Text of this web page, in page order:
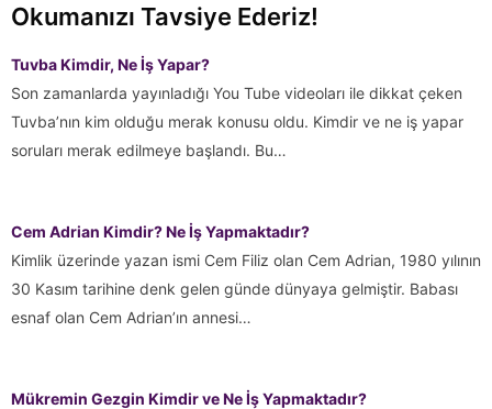
Okumanızı Tavsiye Ederiz!
Tuvba Kimdir, Ne İş Yapar?
Son zamanlarda yayınladığı You Tube videoları ile dikkat çeken
Tuvba’nın kim olduğu merak konusu oldu. Kimdir ve ne iş yapar
soruları merak edilmeye başlandı. Bu…
Cem Adrian Kimdir? Ne İş Yapmaktadır?
Kimlik üzerinde yazan ismi Cem Filiz olan Cem Adrian, 1980 yılının
30 Kasım tarihine denk gelen günde dünyaya gelmiştir. Babası
esnaf olan Cem Adrian’ın annesi…
Mükremin Gezgin Kimdir ve Ne İş Yapmaktadır?